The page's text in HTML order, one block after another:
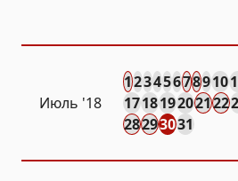
Июль '18
12345678910
171819202122
28293031